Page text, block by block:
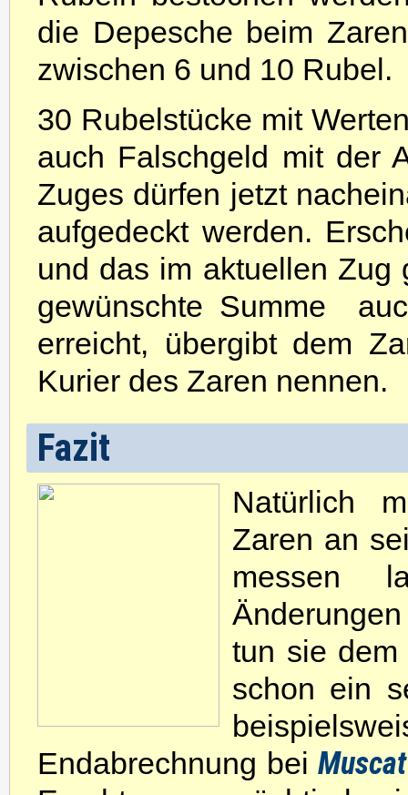
die Depesche beim
zwischen 6 und 10 Rubel.
30 Rubelstücke mit
auch Falschgeld mit der
Zuges dürfen jetzt
aufgedeckt werden.
und das im aktuellen Zug
gewünschte Summe 
erreicht, übergibt dem
Kurier des Zaren nennen.
Fazit
Natürlich
Zaren an
messen
tun sie
schon ein
Endabrechnung beiMuscat